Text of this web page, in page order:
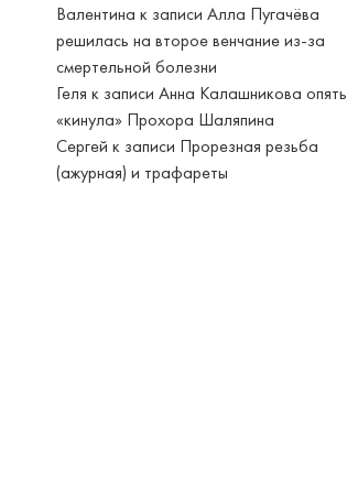
Валентина к записиАлла Пугачёва
решилась на второе венчание из-за
смертельной болезни
Геля к записиАнна Калашникова опять
«кинула» Прохора Шаляпина
Сергей к записи Прорезная резьба
(ажурная) и трафареты